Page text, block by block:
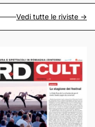
Vedi tutte le riviste ->